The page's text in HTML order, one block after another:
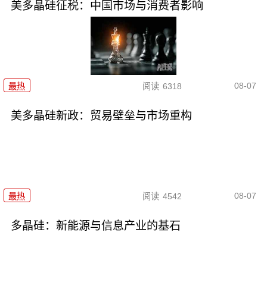
美多晶硅征税：中国市场与消费者影响
最热 阅读 6318 08-07
美多晶硅新政：贸易壁垒与市场重构
最热 阅读 4542 08-07
多晶硅：新能源与信息产业的基石